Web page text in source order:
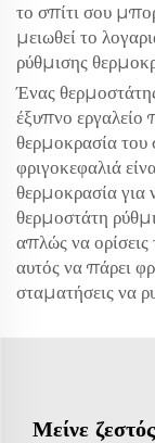
το σπίτι σου
μειωθεί το
ρύθμισης
Ένας
έξυπνο εργαλείο
θερμοκρασία του
φριγοκεφαλιά
θερμοκρασία για
θερμοστάτη
απλώς να
αυτός να πάρει
σταματήσεις να
Μείνε